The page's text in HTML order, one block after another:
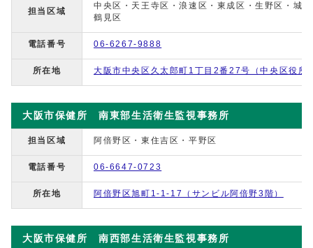
担当区域
中央区・天王寺区・浪速区・東成区・生野区・城
鶴見区
電話番号 06-6267-9888
所在地 大阪市中央区久太郎町1丁目2番27号（中央区役所
大阪市保健所 南東部生活衛生監視事務所
担当区域 阿倍野区・東住吉区・平野区
電話番号 06-6647-0723
所在地 阿倍野区旭町1-1-17（サンビル阿倍野3階）
大阪市保健所 南西部生活衛生監視事務所